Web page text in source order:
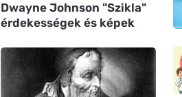
Dwayne Johnson "Szikla"
érdekességek és képek